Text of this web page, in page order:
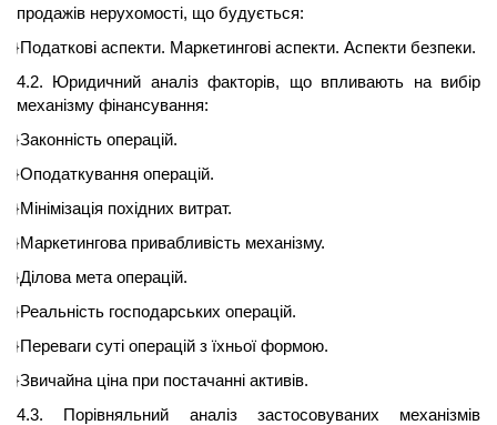
продажів нерухомості, що будується:
Податкові аспекти. Маркетингові аспекти. Аспекти безпеки.
4.2. Юридичний аналіз факторів, що впливають на вибір
механізму фінансування:
Законність операцій.
Оподаткування операцій.
Мінімізація похідних витрат.
Маркетингова привабливість механізму.
Ділова мета операцій.
Реальність господарських операцій.
Переваги суті операцій з їхньої формою.
Звичайна ціна при постачанні активів.
4.3. Порівняльний аналіз застосовуваних механізмів